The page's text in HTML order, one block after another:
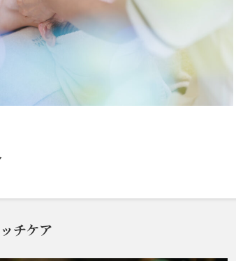
チケア